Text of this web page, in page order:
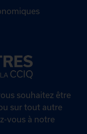
souhaitez être
sur tout autre
vous à notre